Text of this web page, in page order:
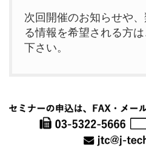
次回開催のお知らせや
る情報を希望される方
下さい。